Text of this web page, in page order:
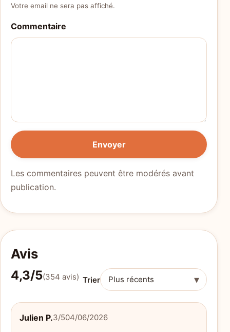
Votre email ne sera pas affiché.
Commentaire
Envoyer
Les commentaires peuvent être modérés avant
publication.
Avis
4,3/5(354 avis) Trier ▾
Julien P.3/504/06/2026